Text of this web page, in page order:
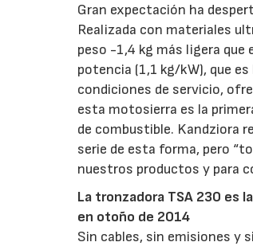
Gran expectación ha
Realizada con materiales
peso -1,4 kg más ligera que
potencia (1,1 kg/kW), que
condiciones de servicio,
esta motosierra es la
de combustible. Kandziora
serie de esta forma, pero
nuestros productos y para
La tronzadora TSA 230 es
en otoño de 2014
Sin cables, sin emisiones y